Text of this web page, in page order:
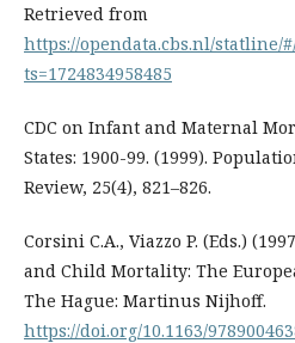
Retrieved from
https://opendata.cbs.nl/statline/
ts=1724834958485
CDC on Infant and Maternal
States: 1900-99. (1999).
Review, 25(4), 821–826.
Corsini C.A., Viazzo P. (Eds.)
and Child Mortality: The
The Hague: Martinus Nijhoff.
https://doi.org/10.1163/